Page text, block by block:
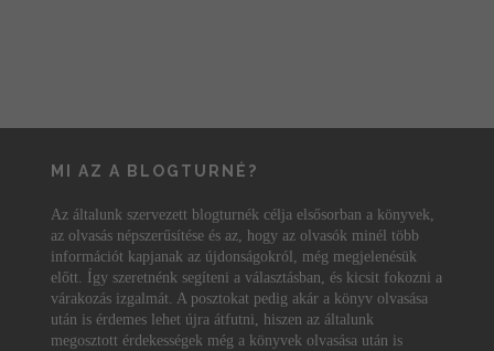
MI AZ A BLOGTURNÉ?
Az általunk szervezett blogturnék célja elsősorban a könyvek,
az olvasás népszerűsítése és az, hogy az olvasók minél több
információt kapjanak az újdonságokról, még megjelenésük
előtt. Így szeretnénk segíteni a választásban, és kicsit fokozni a
várakozás izgalmát. A posztokat pedig akár a könyv olvasása
után is érdemes lehet újra átfutni, hiszen az általunk
megosztott érdekességek még a könyvek olvasása után is